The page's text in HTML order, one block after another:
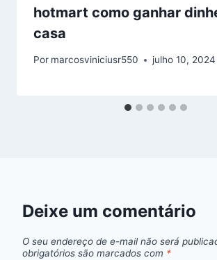
hotmart como ganhar
casa
Por marcosviniciusr550 julho 10, 2024
Deixe um comentário
O seu endereço de e-mail não será
obrigatórios são marcados com *